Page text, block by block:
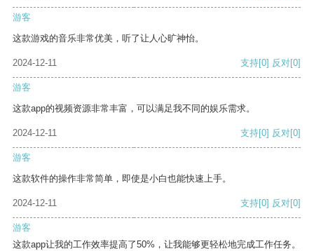
游客
这款游戏的音乐非常优美，听了让人心旷神怡。
2024-12-11 支持[0] 反对[0]
游客
这款app的视频资源非常丰富，可以满足我不同的娱乐需求。
2024-12-11 支持[0] 反对[0]
游客
这款软件的操作非常简单，即使是小白也能快速上手。
2024-12-11 支持[0] 反对[0]
游客
这款app让我的工作效率提高了50%，让我能够更轻松地完成工作任务。